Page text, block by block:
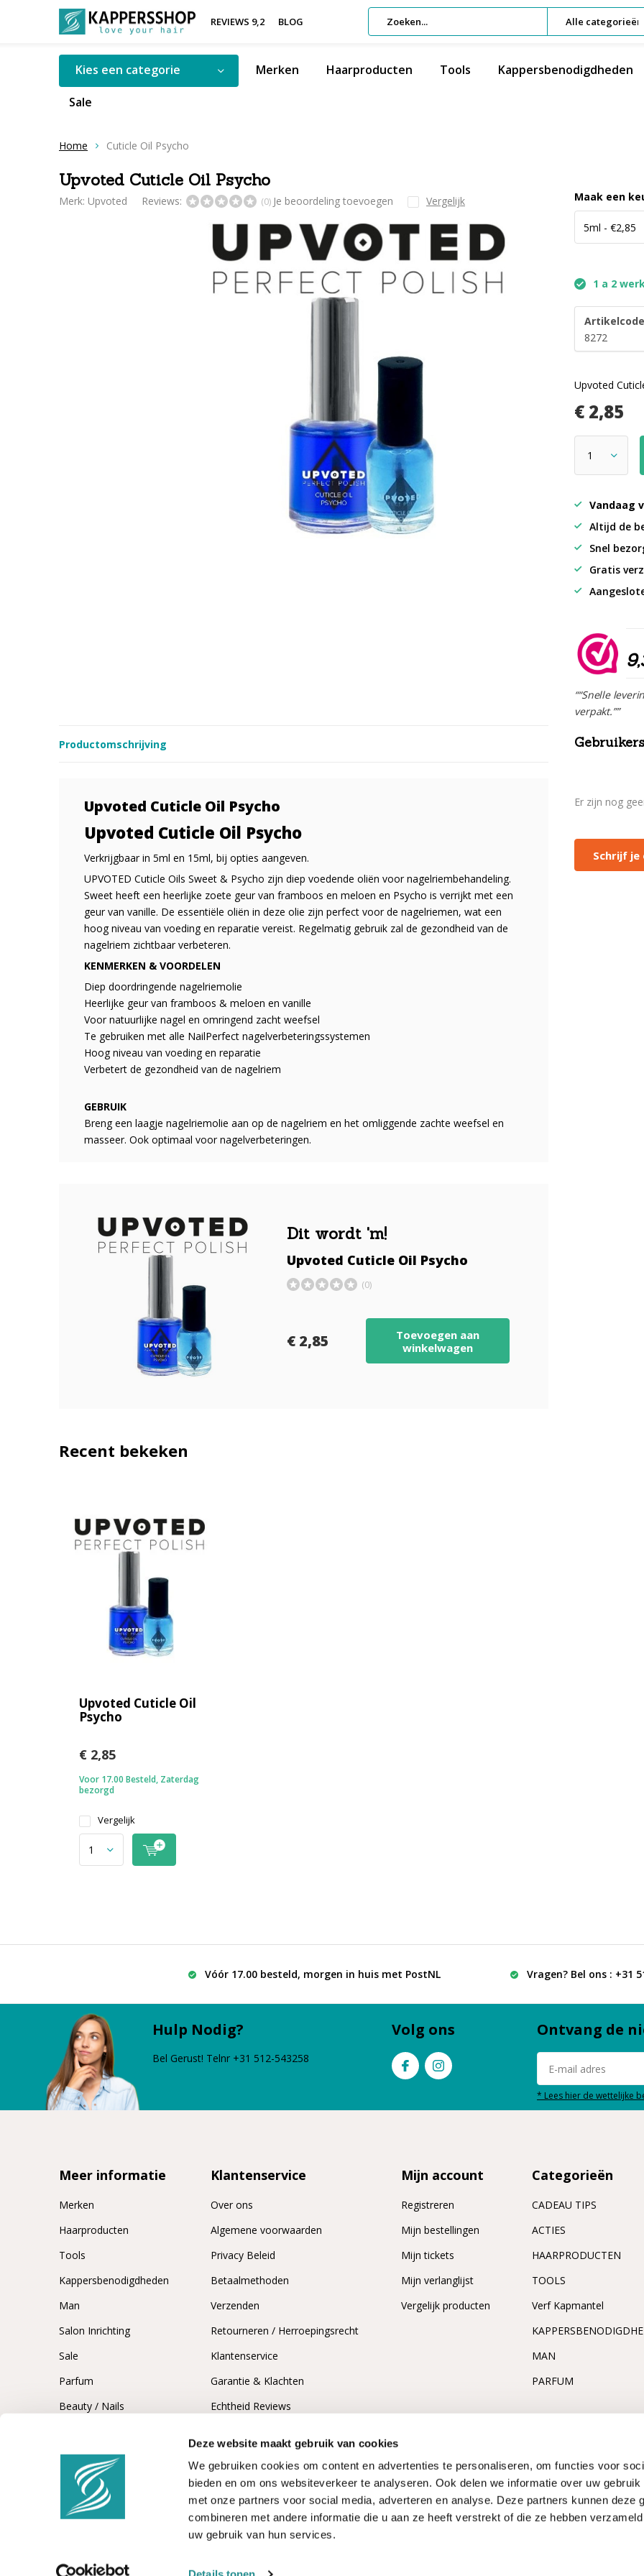
Deze website maakt gebruik van cookies
We gebruiken cookies om content en advertenties te personaliseren, om functies voor
bieden en om ons websiteverkeer te analyseren. Ook delen we informatie over uw
met onze partners voor social media, adverteren en analyse. Deze partners kunnen deze
combineren met andere informatie die u aan ze heeft verstrekt of die ze hebben
uw gebruik van hun services.
REVIEWS 9,2 BLOG Alle categorieën
Kies een categorie Merken Haarproducten Tools Kappersbenodigdheden
Sale
Home Cuticle Oil Psycho
Upvoted Cuticle Oil Psycho
Merk: Upvoted Reviews: (0) Je beoordeling toevoegen Vergelijk Maak een
1 a 2
8272
Upvoted
€ 2,85
Vandaag
Altijd de
Snel
Gratis
““Snelle
verpakt.””
Productomschrijving
Upvoted Cuticle Oil Psycho
Upvoted Cuticle Oil Psycho
Verkrijgbaar in 5ml en 15ml, bij opties aangeven.
UPVOTED Cuticle Oils Sweet & Psycho zijn diep voedende oliën voor nagelriembehandeling.
Sweet heeft een heerlijke zoete geur van framboos en meloen en Psycho is verrijkt met een
geur van vanille. De essentiële oliën in deze olie zijn perfect voor de nagelriemen, wat een
hoog niveau van voeding en reparatie vereist. Regelmatig gebruik zal de gezondheid van de
nagelriem zichtbaar verbeteren.
KENMERKEN & VOORDELEN
Diep doordringende nagelriemolie
Heerlijke geur van framboos & meloen en vanille
Voor natuurlijke nagel en omringend zacht weefsel
Te gebruiken met alle NailPerfect nagelverbeteringssystemen
Hoog niveau van voeding en reparatie
Verbetert de gezondheid van de nagelriem
GEBRUIK
Breng een laagje nagelriemolie aan op de nagelriem en het omliggende zachte weefsel en
masseer. Ook optimaal voor nagelverbeteringen.
Dit wordt 'm!
Upvoted Cuticle Oil Psycho
(0)
€ 2,85
Toevoegen aan
winkelwagen
Er zijn nog
Schrijf
Recent bekeken
Upvoted Cuticle Oil
Psycho
€ 2,85
Voor 17.00 Besteld, Zaterdag
bezorgd
Vergelijk
Vóór 17.00 besteld, morgen in huis met PostNL Vragen? Bel ons : +31
Hulp Nodig?
Bel Gerust! Telnr +31 512-543258
Volg ons Ontvang de
* Lees hier de wettelijke
Meer informatie
Merken
Haarproducten
Tools
Kappersbenodigdheden
Man
Salon Inrichting
Sale
Parfum
Beauty / Nails
Klantenservice
Over ons
Algemene voorwaarden
Privacy Beleid
Betaalmethoden
Verzenden
Retourneren / Herroepingsrecht
Klantenservice
Garantie & Klachten
Echtheid Reviews
Mijn account
Registreren
Mijn bestellingen
Mijn tickets
Mijn verlanglijst
Vergelijk producten
Categorieën
CADEAU TIPS
ACTIES
HAARPRODUCTEN
TOOLS
Verf Kapmantel
MAN
PARFUM